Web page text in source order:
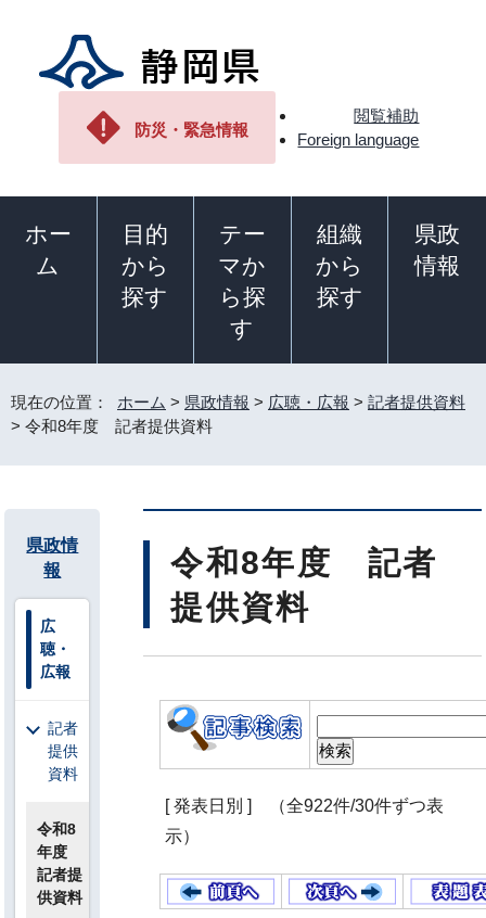
防災・緊急情報
閲覧補助
Foreign language
ホー
ム
目的
から
探す
テー
マか
ら探
す
組織
から
探す
県政
情報
現在の位置： ホーム > 県政情報 > 広聴・広報 > 記者提供資料
> 令和8年度 記者提供資料
令和8年度 記者
提供資料
[ 発表日別 ] （全922件/30件ずつ表
示）
県政情
報
広
聴・
広報
記者
提供
資料
令和8
年度
記者提
供資料